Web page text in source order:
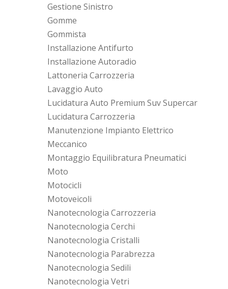
Gestione Sinistro
Gomme
Gommista
Installazione Antifurto
Installazione Autoradio
Lattoneria Carrozzeria
Lavaggio Auto
Lucidatura Auto Premium Suv Supercar
Lucidatura Carrozzeria
Manutenzione Impianto Elettrico
Meccanico
Montaggio Equilibratura Pneumatici
Moto
Motocicli
Motoveicoli
Nanotecnologia Carrozzeria
Nanotecnologia Cerchi
Nanotecnologia Cristalli
Nanotecnologia Parabrezza
Nanotecnologia Sedili
Nanotecnologia Vetri